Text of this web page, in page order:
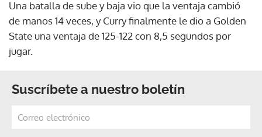
Una batalla de sube y baja vio que la ventaja cambió
de manos 14 veces, y Curry finalmente le dio a Golden
State una ventaja de 125-122 con 8,5 segundos por
jugar.
Suscríbete a nuestro boletín